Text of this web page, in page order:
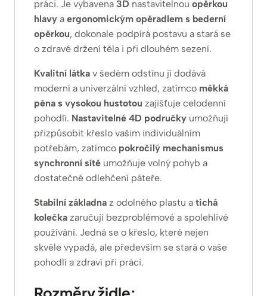
práci. Je vybavena 3D nastavitelnou opěrkou
hlavy a ergonomickým opěradlem s bederní
opěrkou, dokonale podpírá postavu a stará se
o zdravé držení těla i při dlouhém sezení.
Kvalitní látka v šedém odstínu jí dodává
moderní a univerzální vzhled, zatímco měkká
pěna s vysokou hustotou zajišťuje celodenní
pohodlí. Nastavitelné 4D područky umožňují
přizpůsobit křeslo vašim individuálním
potřebám, zatímco pokročilý mechanismus
synchronní sítě umožňuje volný pohyb a
dostatečné odlehčení páteře.
Stabilní základna z odolného plastu a tichá
kolečka zaručují bezproblémové a spolehlivé
používání. Jedná se o křeslo, které nejen
skvěle vypadá, ale především se stará o vaše
pohodlí a zdraví při práci.
Rozměry židle: